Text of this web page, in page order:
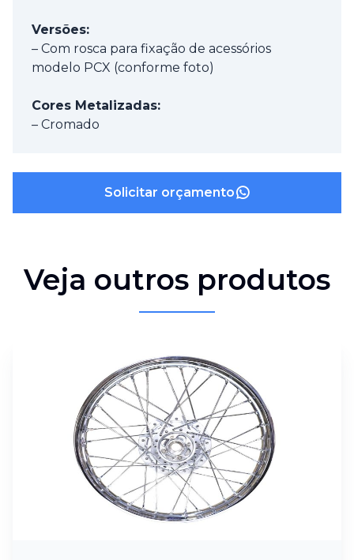
Versões:
– Com rosca para fixação de acessórios
modelo PCX (conforme foto)
Cores Metalizadas:
– Cromado
Solicitar orçamento
Veja outros produtos